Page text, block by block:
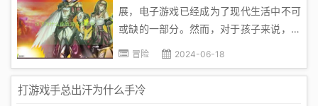
展，电子游戏已经成为了现代生活中不可
或缺的一部分。然而，对于孩子来说，他
们能否玩游戏却是一个备受争议的话题。
另一些人则认为游戏会影响孩子的身心健
康。那么，为什么孩子能玩游戏不能玩
冒险 2024-06-18
打游戏手总出汗为什么手冷